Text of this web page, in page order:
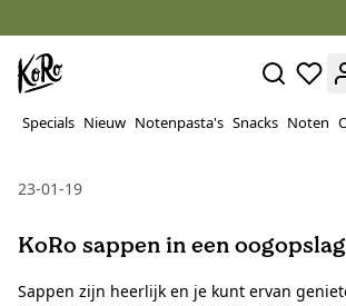
Specials Nieuw Notenpasta's Snacks Noten
23-01-19
KoRo sappen in een oogopslag
Sappen zijn heerlijk en je kunt ervan